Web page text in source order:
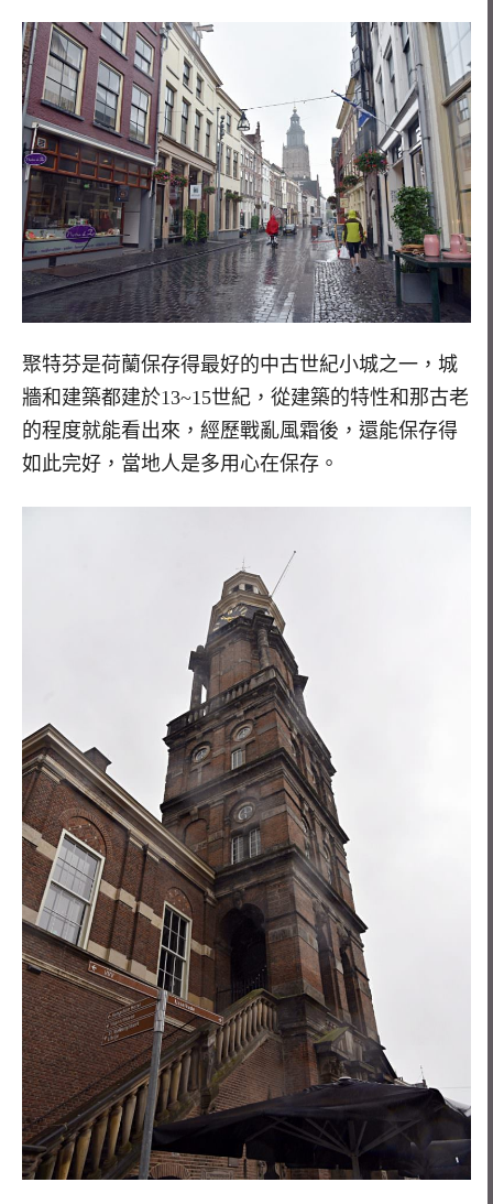
聚特芬是荷蘭保存得最好的中古世紀小城之一，城
牆和建築都建於13~15世紀，從建築的特性和那古老
的程度就能看出來，經歷戰亂風霜後，還能保存得
如此完好，當地人是多用心在保存。